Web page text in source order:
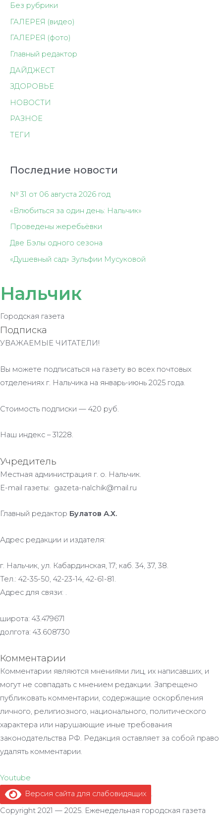
Без рубрики
ГАЛЕРЕЯ (видео)
ГАЛЕРЕЯ (фото)
Главный редактор
ДАЙДЖЕСТ
ЗДОРОВЬЕ
НОВОСТИ
РАЗНОЕ
ТЕГИ
Последние новости
№ 31 от 06 августа 2026 год
«Влюбиться за один день: Нальчик»
Проведены жеребьёвки
Две Бэлы одного сезона
«Душевный сад» Зульфии Мусуковой
Нальчик
Городская газета
Подписка
УВАЖАЕМЫЕ ЧИТАТЕЛИ!
Вы можете подписаться на газету во всех почтовых
отделениях г. Нальчика на январь-июнь 2025 года.
Стоимость подписки — 420 руб.
Наш индекс – 31228.
Учредитель
Местная администрация г. о. Нальчик.
E-mail газеты: gazeta-nalchik@mail.ru
Главный редактор Булатов А.Х.
Адрес редакции и издателя:
г. Нальчик, ул. Кабардинская, 17; каб. 34, 37, 38.
Тел.: 42-35-50, 42-23-14, 42-61-81.
Адрес для связи: .
широта: 43.479671
долгота: 43.608730
Комментарии
Комментарии являются мнениями лиц, их написавших, и
могут не совпадать с мнением редакции. Запрещено
публиковать комментарии, содержащие оскорбления
личного, религиозного, национального, политического
характера или нарушающие иные требования
законодательства РФ. Редакция оставляет за собой право
удалять комментарии.
Youtube
Версия сайта для слабовидящих
.
Copyright 2021 — 2025. Еженедельная городская газета